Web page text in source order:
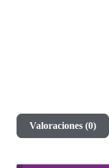
Valoraciones (0)